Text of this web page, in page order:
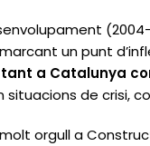
un punt
tant a Catalunya
de crisi,
orgull a